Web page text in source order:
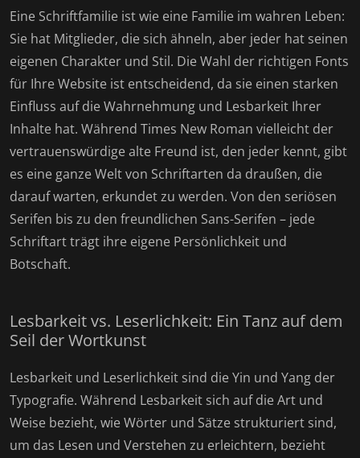
Eine Schriftfamilie ist wie eine Familie im wahren Leben:
Sie hat Mitglieder, die sich ähneln, aber jeder hat seinen
eigenen Charakter und Stil. Die Wahl der richtigen Fonts
für Ihre Website ist entscheidend, da sie einen starken
Einfluss auf die Wahrnehmung und Lesbarkeit Ihrer
Inhalte hat. Während Times New Roman vielleicht der
vertrauenswürdige alte Freund ist, den jeder kennt, gibt
es eine ganze Welt von Schriftarten da draußen, die
darauf warten, erkundet zu werden. Von den seriösen
Serifen bis zu den freundlichen Sans-Serifen – jede
Schriftart trägt ihre eigene Persönlichkeit und
Botschaft.
Lesbarkeit vs. Leserlichkeit: Ein Tanz auf dem
Seil der Wortkunst
Lesbarkeit und Leserlichkeit sind die Yin und Yang der
Typografie. Während Lesbarkeit sich auf die Art und
Weise bezieht, wie Wörter und Sätze strukturiert sind,
um das Lesen und Verstehen zu erleichtern, bezieht